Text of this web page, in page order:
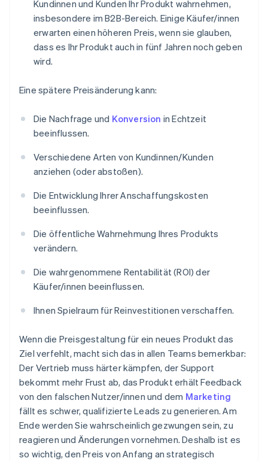
Kundinnen und Kunden Ihr Produkt wahrnehmen,
insbesondere im B2B-Bereich. Einige Käufer/innen
erwarten einen höheren Preis, wenn sie glauben,
dass es Ihr Produkt auch in fünf Jahren noch geben
wird.
Eine spätere Preisänderung kann:
Die Nachfrage und Konversion in Echtzeit
beeinflussen.
Verschiedene Arten von Kundinnen/Kunden
anziehen (oder abstoßen).
Die Entwicklung Ihrer Anschaffungskosten
beeinflussen.
Die öffentliche Wahrnehmung Ihres Produkts
verändern.
Die wahrgenommene Rentabilität (ROI) der
Käufer/innen beeinflussen.
Ihnen Spielraum für Reinvestitionen verschaffen.
Wenn die Preisgestaltung für ein neues Produkt das
Ziel verfehlt, macht sich das in allen Teams bemerkbar:
Der Vertrieb muss härter kämpfen, der Support
bekommt mehr Frust ab, das Produkt erhält Feedback
von den falschen Nutzer/innen und dem Marketing
fällt es schwer, qualifizierte Leads zu generieren. Am
Ende werden Sie wahrscheinlich gezwungen sein, zu
reagieren und Änderungen vornehmen. Deshalb ist es
so wichtig, den Preis von Anfang an strategisch